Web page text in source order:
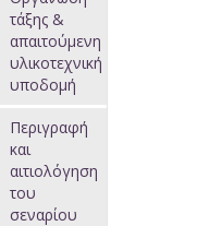
τάξης &
απαιτούμενη
υλικοτεχνική
υποδομή
Περιγραφή
και
αιτιολόγηση
του
σεναρίου